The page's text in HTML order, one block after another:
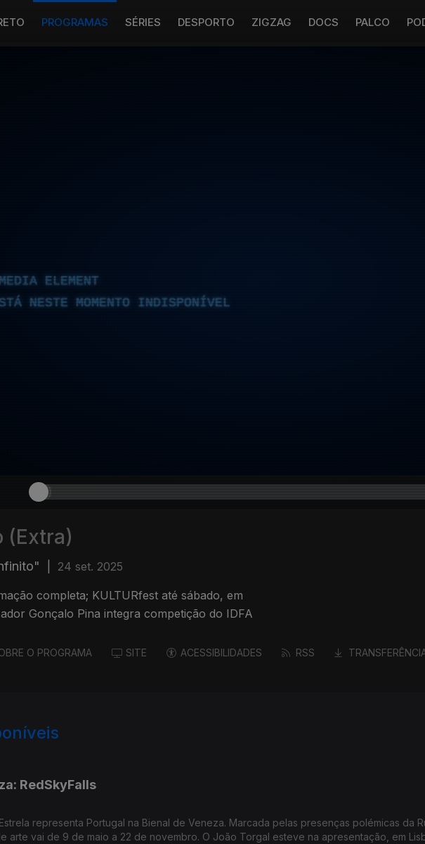
PROGRAMAS SÉRIES DESPORTO ZIGZAG DOCS PALCO
ELEMENT
NESTE MOMENTO INDISPONÍVEL
(Extra)
24 set. 2025
completa; KULTURfest até sábado, em
Gonçalo Pina integra competição do IDFA
O PROGRAMA SITE ACESSIBILIDADES RSS
RedSkyFalls
representa Portugal na Bienal de Veneza. Marcada pelas presenças polémicas da
arte vai de 9 de maio a 22 de novembro. O João Torgal esteve na apresentação, em